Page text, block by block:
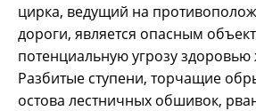
цирка, ведущий на
дороги, является опасным
потенциальную угрозу
Разбитые ступени, торчащие
остова лестничных обшивок,